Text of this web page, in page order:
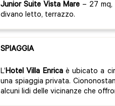
Junior Suite Vista Mare – 27 mq,
divano letto, terrazzo.
SPIAGGIA
L’Hotel Villa Enricaè ubicato a
una spiaggia privata.
alcuni lidi delle vicinanze che